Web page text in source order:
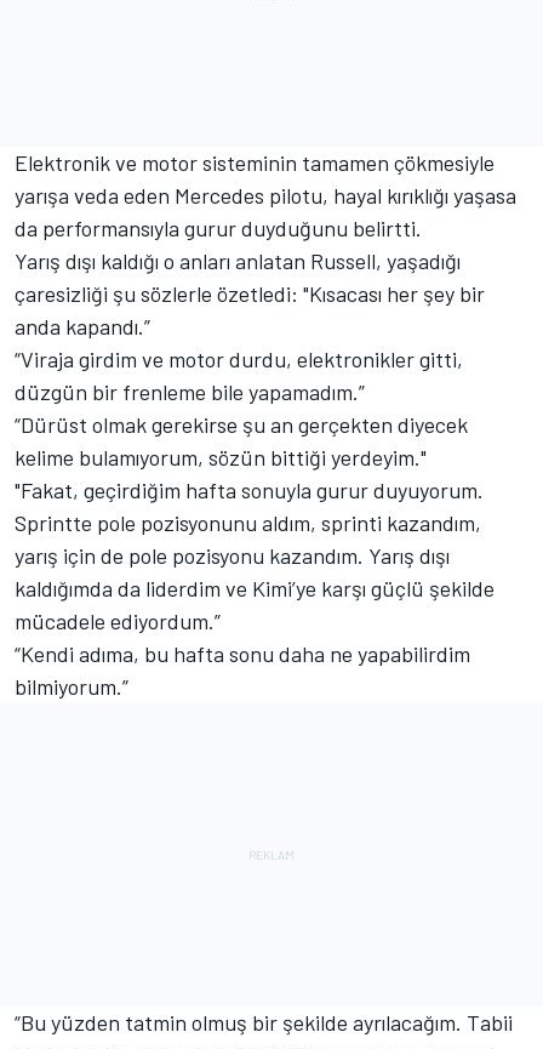
Elektronik ve motor sisteminin tamamen çökmesiyle
yarışa veda eden Mercedes pilotu, hayal kırıklığı yaşasa
da performansıyla gurur duyduğunu belirtti.
Yarış dışı kaldığı o anları anlatan Russell, yaşadığı
çaresizliği şu sözlerle özetledi: "Kısacası her şey bir
anda kapandı.”
“Viraja girdim ve motor durdu, elektronikler gitti,
düzgün bir frenleme bile yapamadım.”
“Dürüst olmak gerekirse şu an gerçekten diyecek
kelime bulamıyorum, sözün bittiği yerdeyim."
"Fakat, geçirdiğim hafta sonuyla gurur duyuyorum.
Sprintte pole pozisyonunu aldım, sprinti kazandım,
yarış için de pole pozisyonu kazandım. Yarış dışı
kaldığımda da liderdim ve Kimi’ye karşı güçlü şekilde
mücadele ediyordum.”
“Kendi adıma, bu hafta sonu daha ne yapabilirdim
bilmiyorum.”
“Bu yüzden tatmin olmuş bir şekilde ayrılacağım. Tabii